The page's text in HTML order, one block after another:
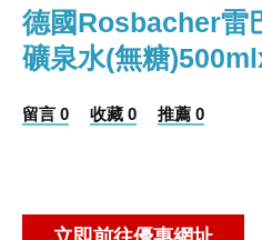
德國Rosbacher雷
礦泉水(無糖
留言 0 收藏 0 推薦 0